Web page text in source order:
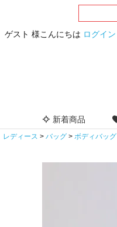
ゲスト 様こんにちは ログイン
新着商品
レディース バッグ ボディバッグ